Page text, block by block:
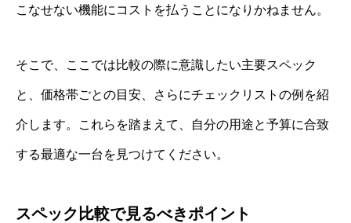
こなせない機能にコストを払うことになりかねません。
そこで、ここでは比較の際に意識したい主要スペック
と、価格帯ごとの目安、さらにチェックリストの例を紹
介します。これらを踏まえて、自分の用途と予算に合致
する最適な一台を見つけてください。
スペック比較で見るべきポイント